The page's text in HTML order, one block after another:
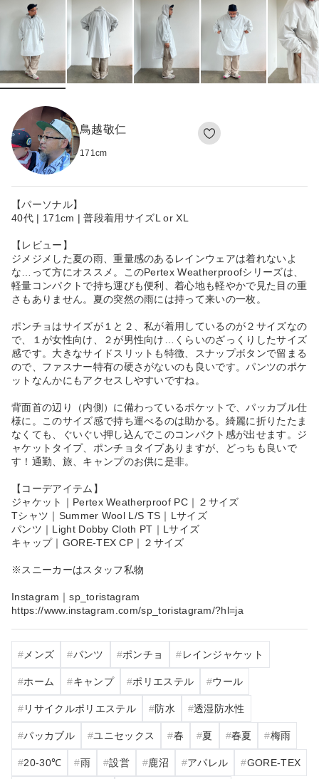
鳥越敬仁
171cm
【パーソナル】
40代 | 171cm | 普段着用サイズL or XL
【レビュー】
ジメジメした夏の雨、重量感のあるレインウェアは着れないよ
な…って方にオススメ。このPertex Weatherproofシリーズは、
軽量コンパクトで持ち運びも便利、着心地も軽やかで見た目の重
さもありません。夏の突然の雨には持って来いの一枚。
ポンチョはサイズが１と２、私が着用しているのが２サイズなの
で、１が女性向け、２が男性向け…くらいのざっくりしたサイズ
感です。大きなサイドスリットも特徴、スナップボタンで留まる
ので、ファスナー特有の硬さがないのも良いです。パンツのポケ
ットなんかにもアクセスしやすいですね。
背面首の辺り（内側）に備わっているポケットで、パッカブル仕
様に。このサイズ感で持ち運べるのは助かる。綺麗に折りたたま
なくても、ぐいぐい押し込んでこのコンパクト感が出せます。ジ
ャケットタイプ、ポンチョタイプありますが、どっちも良いで
す！通勤、旅、キャンプのお供に是非。
【コーデアイテム】
ジャケット｜Pertex Weatherproof PC｜２サイズ
Tシャツ｜Summer Wool L/S TS｜Lサイズ
パンツ｜Light Dobby Cloth PT｜Lサイズ
キャップ｜GORE-TEX CP｜２サイズ
※スニーカーはスタッフ私物
Instagram｜sp_toristagram
https://www.instagram.com/sp_toristagram/?hl=ja
メンズ パンツ ポンチョ レインジャケット
ホーム キャンプ ポリエステル ウール
リサイクルポリエステル 防水 透湿防水性
パッカブル ユニセックス 春 夏 春夏 梅雨
20‐30℃ 雨 設営 鹿沼 アパレル GORE-TEX